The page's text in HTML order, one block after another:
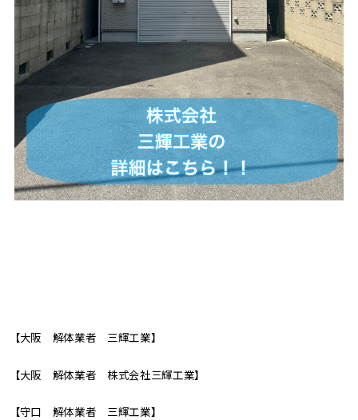
【大阪 解体業者 三輝工業】
【大阪 解体業者 株式会社三輝工業】
【守口 解体業者 三輝工業】